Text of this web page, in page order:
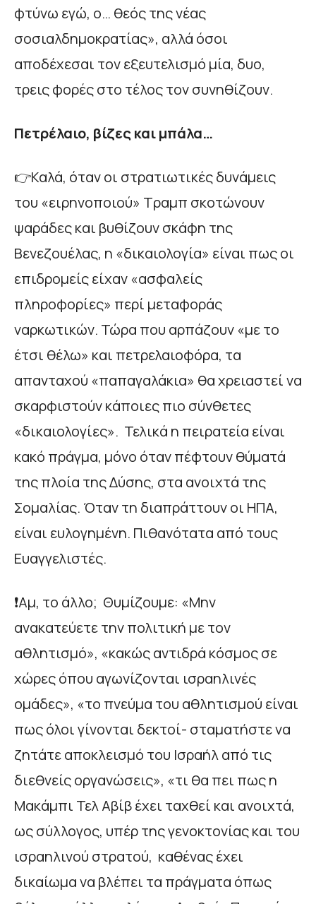
φτύνω εγώ, ο… θεός της νέας
σοσιαλδημοκρατίας», αλλά όσοι
αποδέχεσαι τον εξευτελισμό μία, δυο,
τρεις φορές στο τέλος τον συνηθίζουν.
Πετρέλαιο, βίζες και μπάλα…
👉Καλά, όταν οι στρατιωτικές δυνάμεις
του «ειρηνοποιού» Τραμπ σκοτώνουν
ψαράδες και βυθίζουν σκάφη της
Βενεζουέλας, η «δικαιολογία» είναι πως οι
επιδρομείς είχαν «ασφαλείς
πληροφορίες» περί μεταφοράς
ναρκωτικών. Τώρα που αρπάζουν «με το
έτσι θέλω» και πετρελαιοφόρα, τα
απανταχού «παπαγαλάκια» θα χρειαστεί να
σκαρφιστούν κάποιες πιο σύνθετες
«δικαιολογίες». Τελικά η πειρατεία είναι
κακό πράγμα, μόνο όταν πέφτουν θύματά
της πλοία της Δύσης, στα ανοιχτά της
Σομαλίας. Όταν τη διαπράττουν οι ΗΠΑ,
είναι ευλογημένη. Πιθανότατα από τους
Ευαγγελιστές.
❗Αμ, το άλλο; Θυμίζουμε: «Μην
ανακατεύετε την πολιτική με τον
αθλητισμό», «κακώς αντιδρά κόσμος σε
χώρες όπου αγωνίζονται ισραηλινές
ομάδες», «το πνεύμα του αθλητισμού είναι
πως όλοι γίνονται δεκτοί- σταματήστε να
ζητάτε αποκλεισμό του Ισραήλ από τις
διεθνείς οργανώσεις», «τι θα πει πως η
Μακάμπι Τελ Αβίβ έχει ταχθεί και ανοιχτά,
ως σύλλογος, υπέρ της γενοκτονίας και του
ισραηλινού στρατού, καθένας έχει
δικαίωμα να βλέπει τα πράγματα όπως